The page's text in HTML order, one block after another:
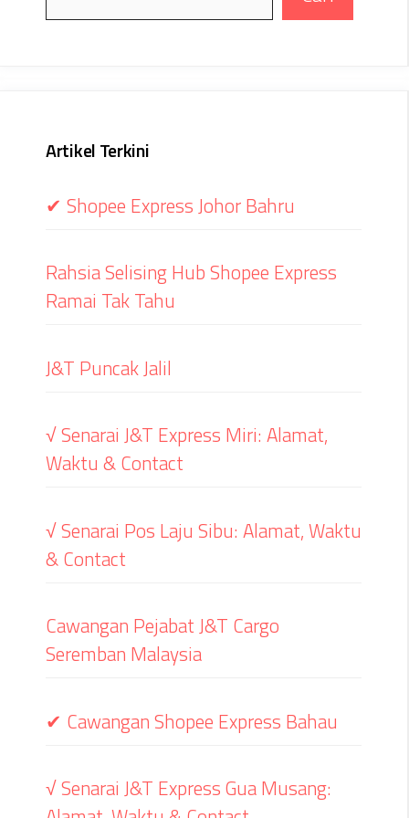
Artikel Terkini
✔ Shopee Express Johor Bahru
Rahsia Selising Hub Shopee Express
Ramai Tak Tahu
J&T Puncak Jalil
√ Senarai J&T Express Miri: Alamat,
Waktu & Contact
√ Senarai Pos Laju Sibu: Alamat, Waktu
& Contact
Cawangan Pejabat J&T Cargo
Seremban Malaysia
✔ Cawangan Shopee Express Bahau
√ Senarai J&T Express Gua Musang: